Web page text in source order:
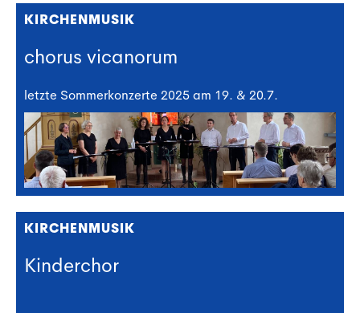
KIRCHENMUSIK
chorus vicanorum
letzte Sommerkonzerte 2025 am 19. & 20.7.
KIRCHENMUSIK
Kinderchor